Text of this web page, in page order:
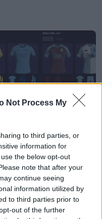
Not Process My
to third parties, or
information for
the below opt-out
note that after your
continue seeing
information utilized by
to third parties prior to
out of the further
FM - Crea kit unici